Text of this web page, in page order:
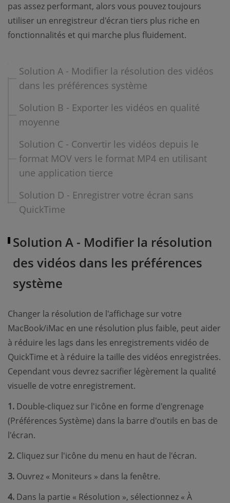
pas assez performant, alors vous pouvez toujours
utiliser un enregistreur d'écran tiers plus riche en
fonctionnalités et qui marche plus fluidement.
Solution A - Modifier la résolution des vidéos
dans les préférences système
Solution B - Exporter les vidéos en qualité
moyenne
Solution C - Convertir les vidéos depuis le
format MOV vers le format MP4 en utilisant
une application tierce
Solution D - Enregistrer votre écran sans
QuickTime
Solution A - Modifier la résolution
des vidéos dans les préférences
système
Changer la résolution de l'affichage sur votre
MacBook/iMac en une résolution plus faible, peut aider
à réduire les lags dans les enregistrements vidéo de
QuickTime et à réduire la taille des vidéos enregistrées.
Cependant vous devrez sacrifier légèrement la qualité
visuelle de votre enregistrement.
1. Double-cliquez sur l'icône en forme d'engrenage
(Préférences Système) dans la barre d'outils en bas de
l'écran.
2. Cliquez sur l'icône du menu en haut de l'écran.
3. Ouvrez « Moniteurs » dans la fenêtre.
4. Dans la partie « Résolution », sélectionnez « À